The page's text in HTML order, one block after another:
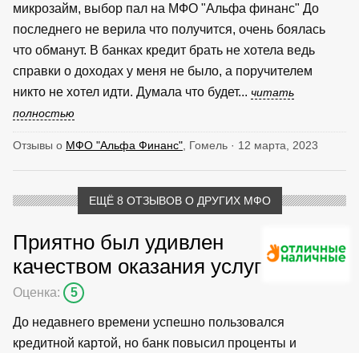
микрозайм, выбор пал на МФО "Альфа финанс" До
последнего не верила что получится, очень боялась
что обманут. В банках кредит брать не хотела ведь
справки о доходах у меня не было, а поручителем
никто не хотел идти. Думала что будет... читать
полностью
Отзывы о МФО "Альфа Финанс" , Гомель · 12 марта, 2023
ЕЩЁ 8 ОТЗЫВОВ О ДРУГИХ МФО
Приятно был удивлен
качеством оказания услуг
Оценка: 5
До недавнего времени успешно пользовался
кредитной картой, но банк повысил проценты и